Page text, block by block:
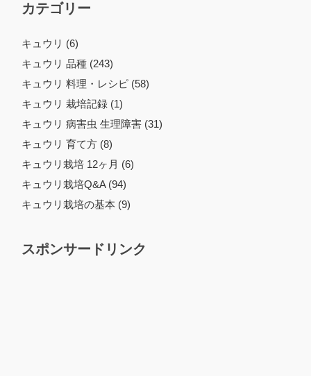
カテゴリー
キュウリ (6)
キュウリ 品種 (243)
キュウリ 料理・レシピ (58)
キュウリ 栽培記録 (1)
キュウリ 病害虫 生理障害 (31)
キュウリ 育て方 (8)
キュウリ栽培 12ヶ月 (6)
キュウリ栽培Q&A (94)
キュウリ栽培の基本 (9)
スポンサードリンク